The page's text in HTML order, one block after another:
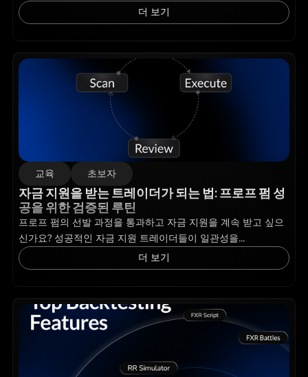
더 보기
교육 초보자
자금 지원을 받는 트레이더가 되는 법: 프로프 펌 성
공을 위한 검증된 루틴
프로프 펌의 선발 과정을 통과하고 자금 지원을 계속 받고 싶으
신가요? 성공적인 자금 지원 트레이더들이 일관성을...
더 보기